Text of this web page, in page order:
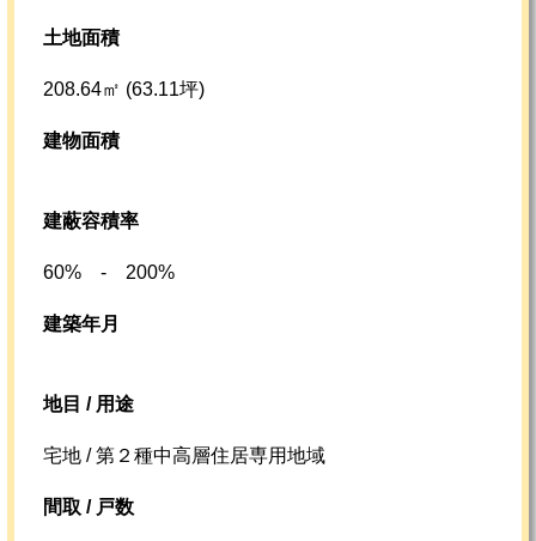
土地面積
208.64㎡ (63.11坪)
建物面積
建蔽容積率
60% - 200%
建築年月
地目 / 用途
宅地 / 第２種中高層住居専用地域
間取 / 戸数